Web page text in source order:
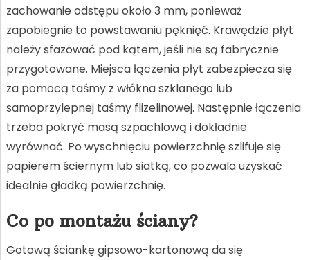
zachowanie odstępu około 3 mm, ponieważ
zapobiegnie to powstawaniu pęknięć. Krawędzie płyt
należy sfazować pod kątem, jeśli nie są fabrycznie
przygotowane. Miejsca łączenia płyt zabezpiecza się
za pomocą taśmy z włókna szklanego lub
samoprzylepnej taśmy flizelinowej. Następnie łączenia
trzeba pokryć masą szpachlową i dokładnie
wyrównać. Po wyschnięciu powierzchnię szlifuje się
papierem ściernym lub siatką, co pozwala uzyskać
idealnie gładką powierzchnię.
Co po montażu ściany?
Gotową ściankę gipsowo-kartonową da się